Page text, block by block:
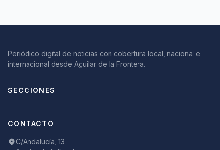
Periódico digital de noticias con cobertura local, nacional e
internacional desde Aguilar de la Frontera.
SECCIONES
CONTACTO
C/Andalucía, 13